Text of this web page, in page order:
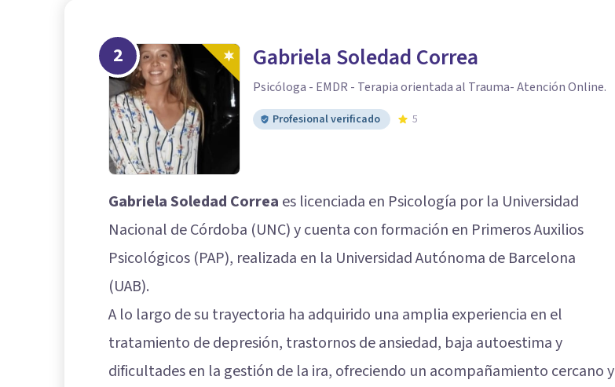
2 Gabriela Soledad Correa
Psicóloga - EMDR - Terapia orientada al Trauma- Atención Online.
Profesional verificado 5
Gabriela Soledad Correa es licenciada en Psicología por la Universidad
Nacional de Córdoba (UNC) y cuenta con formación en Primeros Auxilios
Psicológicos (PAP), realizada en la Universidad Autónoma de Barcelona
(UAB).
A lo largo de su trayectoria ha adquirido una amplia experiencia en el
tratamiento de depresión, trastornos de ansiedad, baja autoestima y
dificultades en la gestión de la ira, ofreciendo un acompañamiento cercano y